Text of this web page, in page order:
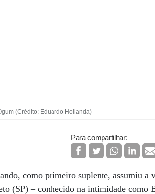
(Crédito: Eduardo Hollanda)
Para compartilhar:
como primeiro suplente, assumiu a
(SP) – conhecido na intimidade como